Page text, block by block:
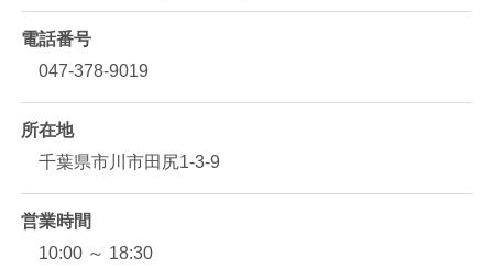
電話番号
047-378-9019
所在地
千葉県市川市田尻1-3-9
営業時間
10:00 ～ 18:30